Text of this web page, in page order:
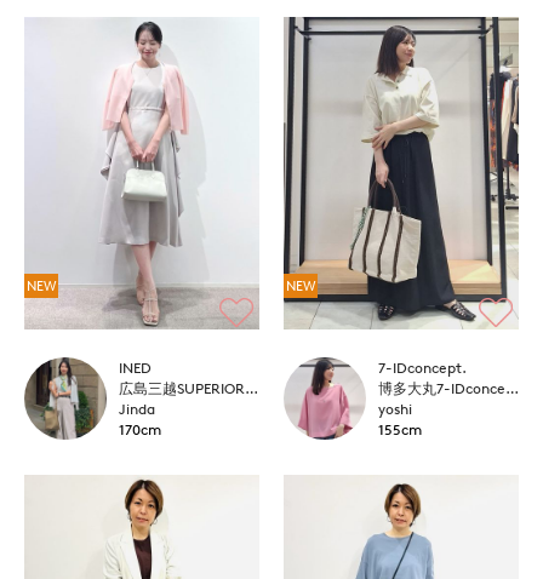
NEW
INED
広島三越SUPERIORCLOSET
Jinda
170cm
NEW
7-IDconcept.
博多大丸7-IDconcept.
yoshi
155cm